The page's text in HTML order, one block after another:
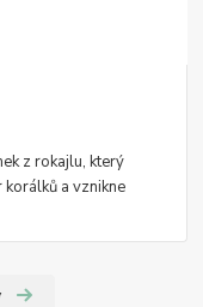
z rokajlu, který
a vznikne